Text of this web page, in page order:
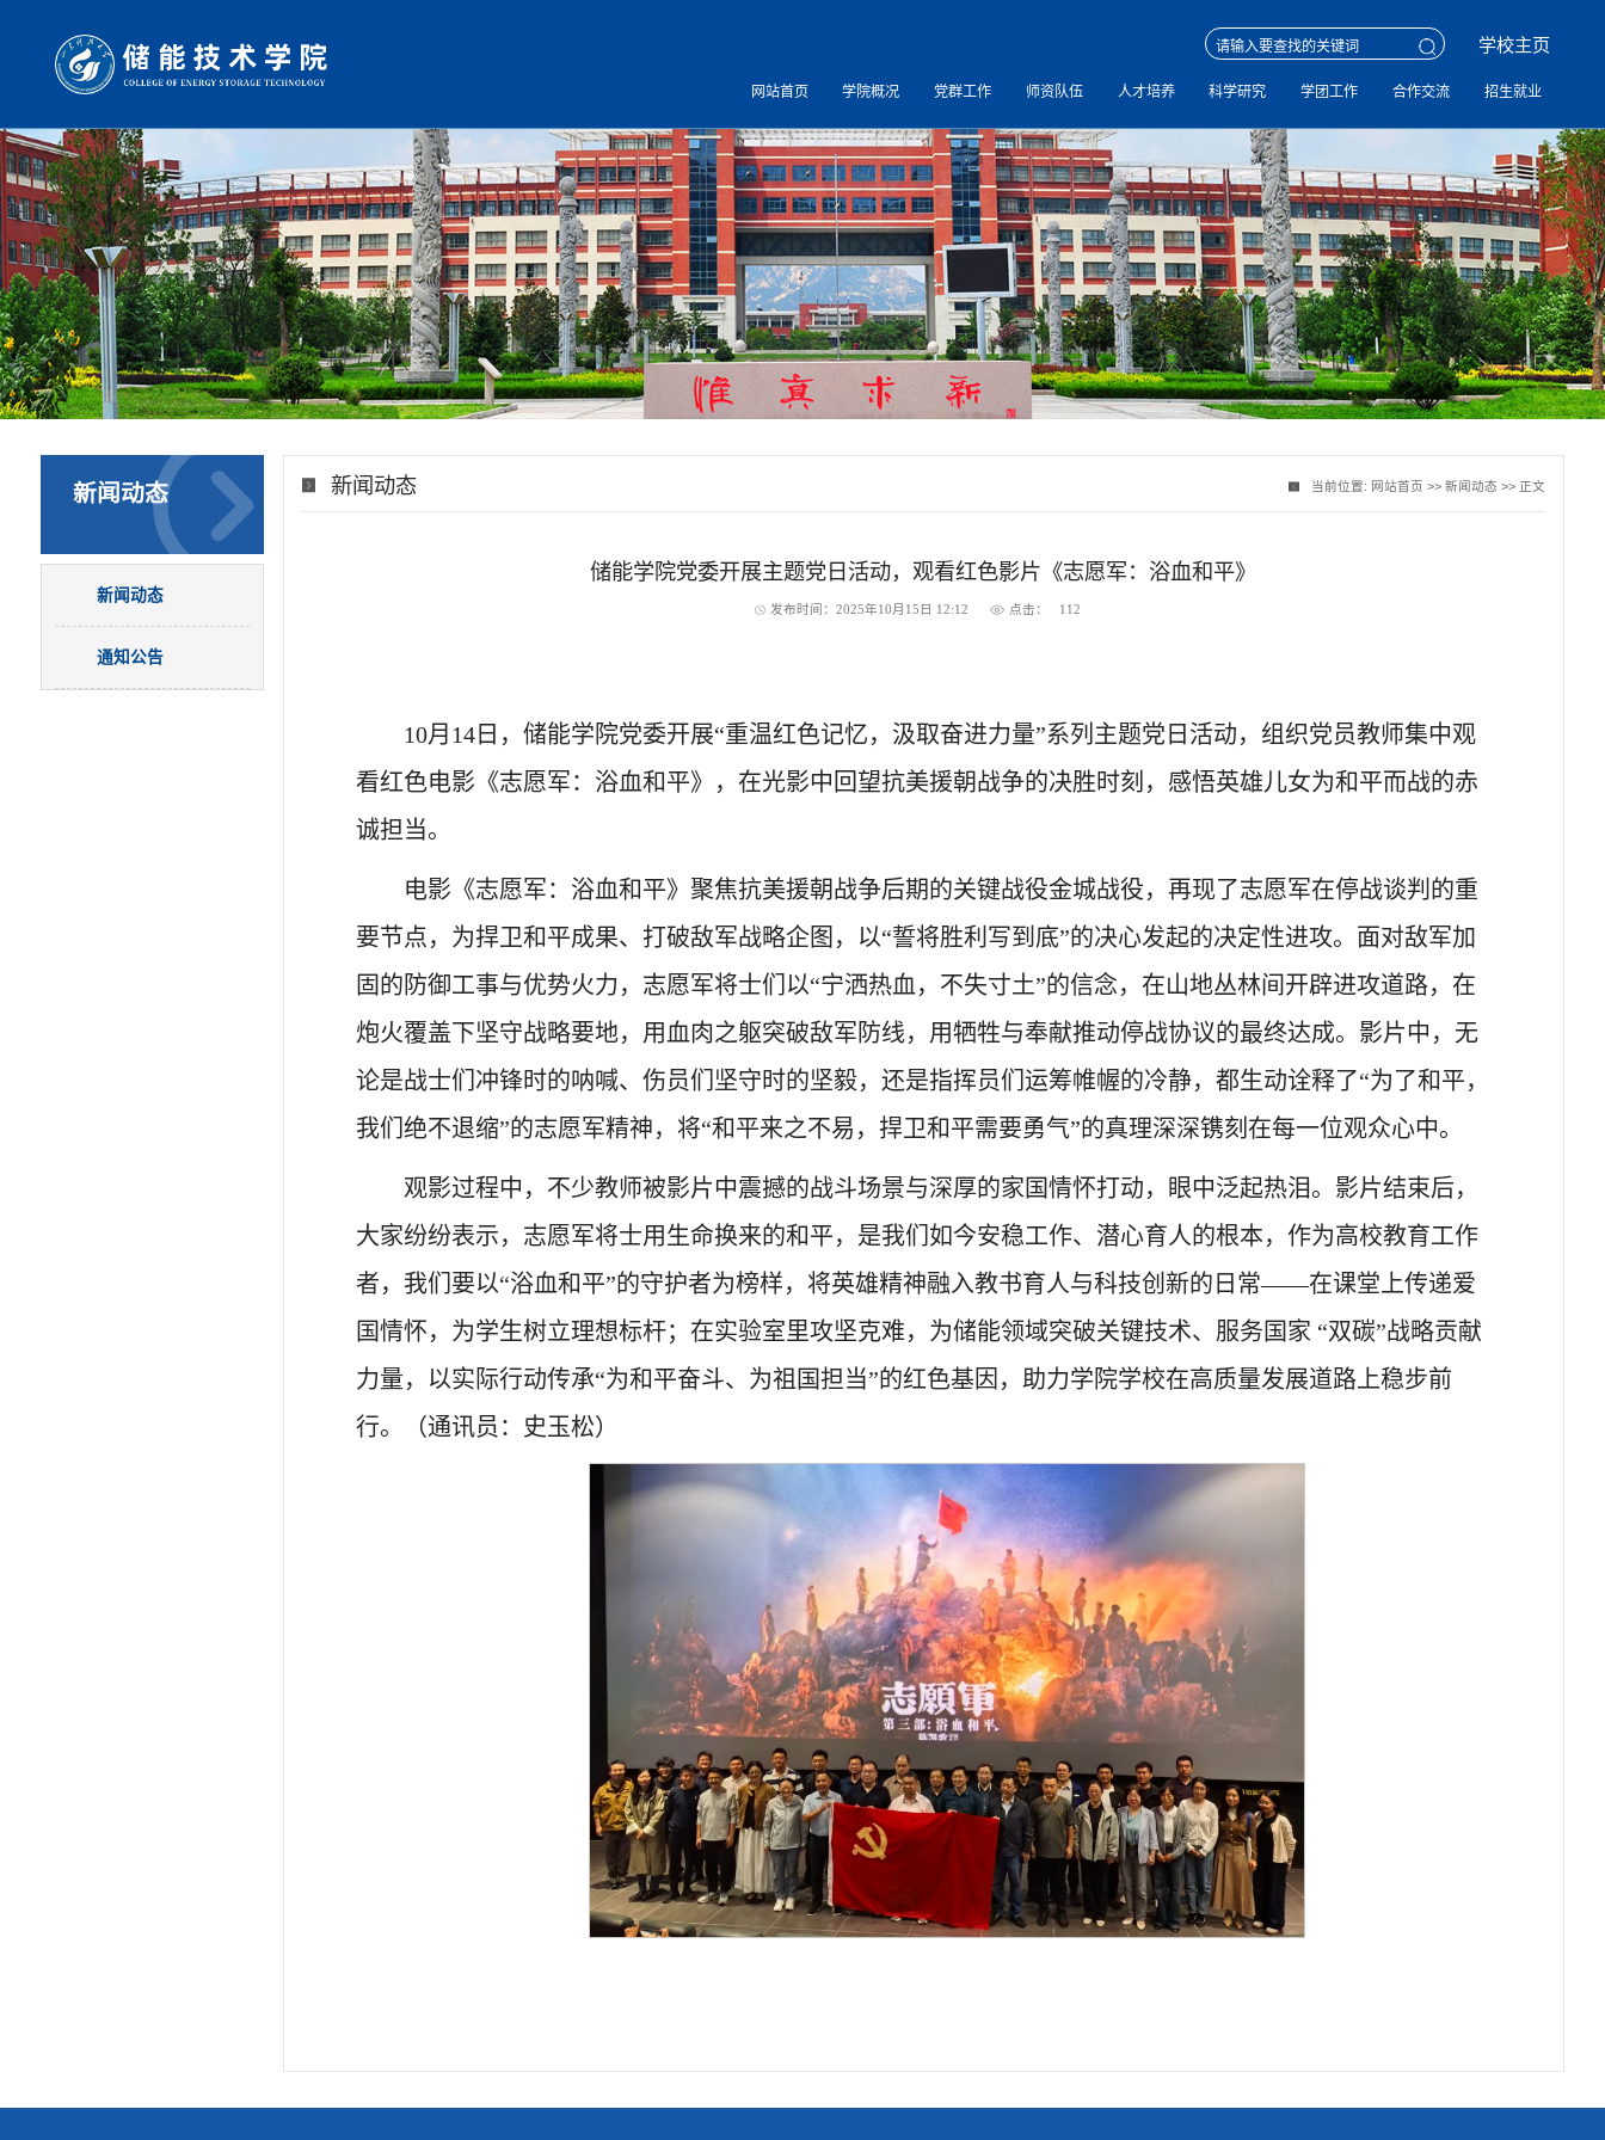
学校主页
网站首页 学院概况 党群工作 师资队伍 人才培养 科学研究 学团工作 合作交流 招生就业
新闻动态
新闻动态
通知公告
新闻动态 当前位置: 网站首页 >>新闻动态 >> 正文
储能学院党委开展主题党日活动，观看红色影片《志愿军：浴血和平》
发布时间：2025年10月15日 12:12 点击： 112
10月14日，储能学院党委开展“重温红色记忆，汲取奋进力量”系列主题党日活动，组织党员教师集中观
看红色电影《志愿军：浴血和平》，在光影中回望抗美援朝战争的决胜时刻，感悟英雄儿女为和平而战的赤
诚担当。
电影《志愿军：浴血和平》聚焦抗美援朝战争后期的关键战役金城战役，再现了志愿军在停战谈判的重
要节点，为捍卫和平成果、打破敌军战略企图，以“誓将胜利写到底”的决心发起的决定性进攻。面对敌军加
固的防御工事与优势火力，志愿军将士们以“宁洒热血，不失寸土”的信念，在山地丛林间开辟进攻道路，在
炮火覆盖下坚守战略要地，用血肉之躯突破敌军防线，用牺牲与奉献推动停战协议的最终达成。影片中，无
论是战士们冲锋时的呐喊、伤员们坚守时的坚毅，还是指挥员们运筹帷幄的冷静，都生动诠释了“为了和平，
我们绝不退缩”的志愿军精神，将“和平来之不易，捍卫和平需要勇气”的真理深深镌刻在每一位观众心中。
观影过程中，不少教师被影片中震撼的战斗场景与深厚的家国情怀打动，眼中泛起热泪。影片结束后，
大家纷纷表示，志愿军将士用生命换来的和平，是我们如今安稳工作、潜心育人的根本，作为高校教育工作
者，我们要以“浴血和平”的守护者为榜样，将英雄精神融入教书育人与科技创新的日常——在课堂上传递爱
国情怀，为学生树立理想标杆；在实验室里攻坚克难，为储能领域突破关键技术、服务国家 “双碳”战略贡献
力量，以实际行动传承“为和平奋斗、为祖国担当”的红色基因，助力学院学校在高质量发展道路上稳步前
行。（通讯员：史玉松）